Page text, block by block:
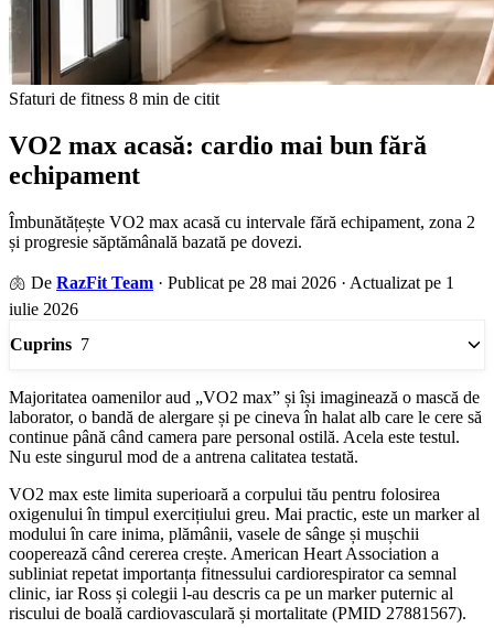
Sfaturi de fitness 8 min de citit
VO2 max acasă: cardio mai bun fără
echipament
Îmbunătățește VO2 max acasă cu intervale fără echipament, zona 2
și progresie săptămânală bazată pe dovezi.
🫁 De RazFit Team · Publicat pe 28 mai 2026 · Actualizat pe 1
iulie 2026
Cuprins 7
Majoritatea oamenilor aud „VO2 max” și își imaginează o mască de
laborator, o bandă de alergare și pe cineva în halat alb care le cere să
continue până când camera pare personal ostilă. Acela este testul.
Nu este singurul mod de a antrena calitatea testată.
VO2 max este limita superioară a corpului tău pentru folosirea
oxigenului în timpul exercițiului greu. Mai practic, este un marker al
modului în care inima, plămânii, vasele de sânge și mușchii
cooperează când cererea crește. American Heart Association a
subliniat repetat importanța fitnessului cardiorespirator ca semnal
clinic, iar Ross și colegii l-au descris ca pe un marker puternic al
riscului de boală cardiovasculară și mortalitate (PMID 27881567).